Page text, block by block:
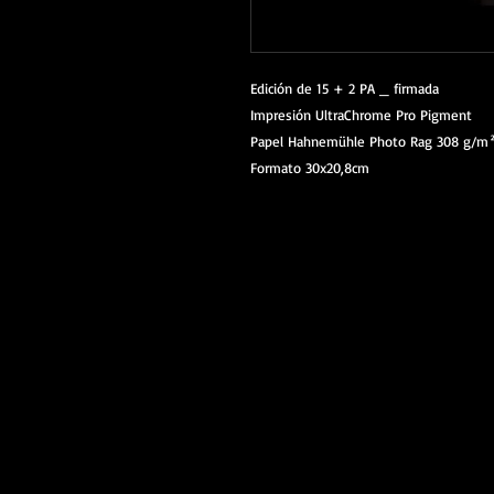
Edición de 15 + 2 PA _ firmada
Impresión UltraChrome Pro Pigment
Papel Hahnemühle Photo Rag 308 g/
Formato 30x20,8cm